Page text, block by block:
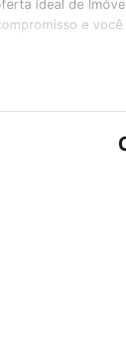
ideal de
e
em rua
você, com
podem se